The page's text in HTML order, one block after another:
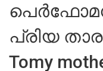
പ്രിയ
Tomy